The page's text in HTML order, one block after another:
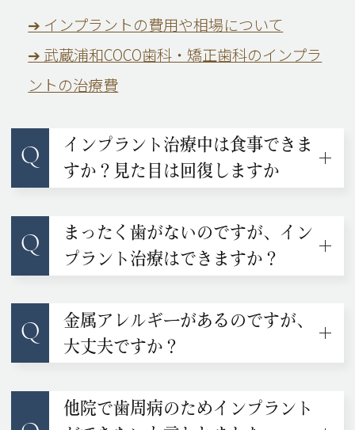
➔ インプラントの費用や相場について
➔ 武蔵浦和COCO歯科・矯正歯科のインプラ
ントの治療費
Q
インプラント治療中は食事できま
すか？見た目は回復しますか
Q
まったく歯がないのですが、イン
プラント治療はできますか？
Q
金属アレルギーがあるのですが、
大丈夫ですか？
他院で歯周病のためインプラント